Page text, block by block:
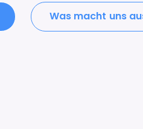
Was macht uns